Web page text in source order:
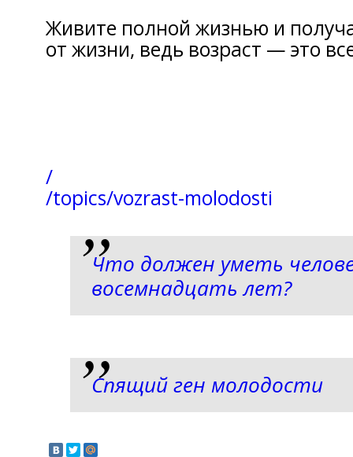
Живите полной жизнью и
от жизни, ведь возраст — это
/
/topics/vozrast-molodosti
Что должен уметь
восемнадцать лет?
Спящий ген молодости